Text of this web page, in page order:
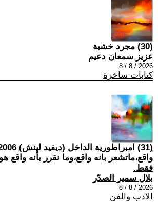
(30) مجرد خشبة
عزيز سمعان دعيم
2026 / 8 / 8
كتابات ساخرة
واقع،ماتشعر بانه واقع،وما نقرر بأنه واقع
فقط.
بلال سمير الصدّر
2026 / 8 / 8
الادب والفن